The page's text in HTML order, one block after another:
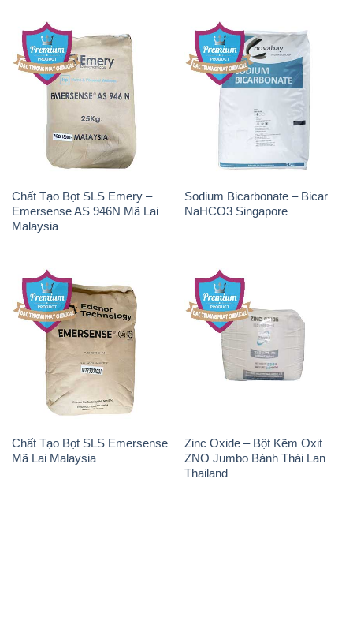
Chất Tạo Bọt SLS Emery –
Emersense AS 946N Mã Lai
Malaysia
Sodium Bicarbonate – Bicar
NaHCO3 Singapore
Chất Tạo Bọt SLS Emersense
Mã Lai Malaysia
Zinc Oxide – Bột Kẽm Oxit
ZNO Jumbo Bành Thái Lan
Thailand